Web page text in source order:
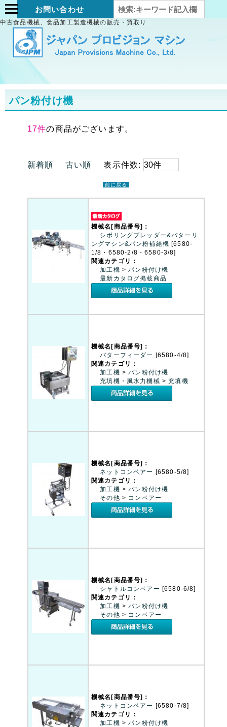
お問い合わせ
中古食品機械、食品加工製造機械の販売・買取り
パン粉付け機
17件の商品がございます。
新着順 古い順 表示件数:
前に戻る
機械名[商品番号]：
シボリングブレッダー&バターリ
ングマシン&パン粉補給機 [6580-
1/8・6580-2/8・6580-3/8]
関連カテゴリ：
加工機 >パン粉付け機
最新カタログ掲載商品
機械名[商品番号]：
バターフィーダー [6580-4/8]
関連カテゴリ：
加工機 >パン粉付け機
充填機・風水力機械 > 充填機
機械名[商品番号]：
ネットコンベアー [6580-5/8]
関連カテゴリ：
加工機 >パン粉付け機
その他 > コンベアー
機械名[商品番号]：
シャトルコンベアー [6580-6/8]
関連カテゴリ：
加工機 >パン粉付け機
その他 > コンベアー
機械名[商品番号]：
ネットコンベアー [6580-7/8]
関連カテゴリ：
加工機 >パン粉付け機